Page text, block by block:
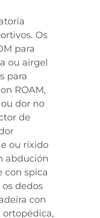
Os
para
ou airgel
para
ROAM,
dor no
de
ou ríxido
abdución
con spica
dedos
con
ortopédica,